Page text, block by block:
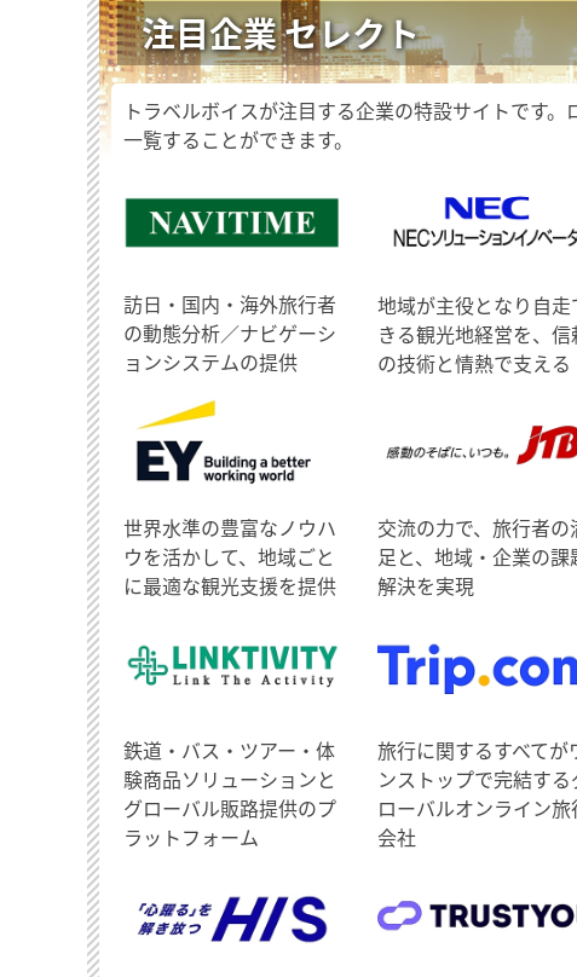
注目企業 セレクト
トラベルボイスが注目する企業の特設サイトです
一覧することができます。
訪日・国内・海外旅行者
の動態分析／ナビゲーシ
ョンシステムの提供
地域が主役となり自走
きる観光地経営を、信
の技術と情熱で支える
世界水準の豊富なノウハ
ウを活かして、地域ごと
に最適な観光支援を提供
交流の力で、旅行者の
足と、地域・企業の課
解決を実現
鉄道・バス・ツアー・体
験商品ソリューションと
グローバル販路提供のプ
ラットフォーム
旅行に関するすべてが
ンストップで完結する
ローバルオンライン旅
会社